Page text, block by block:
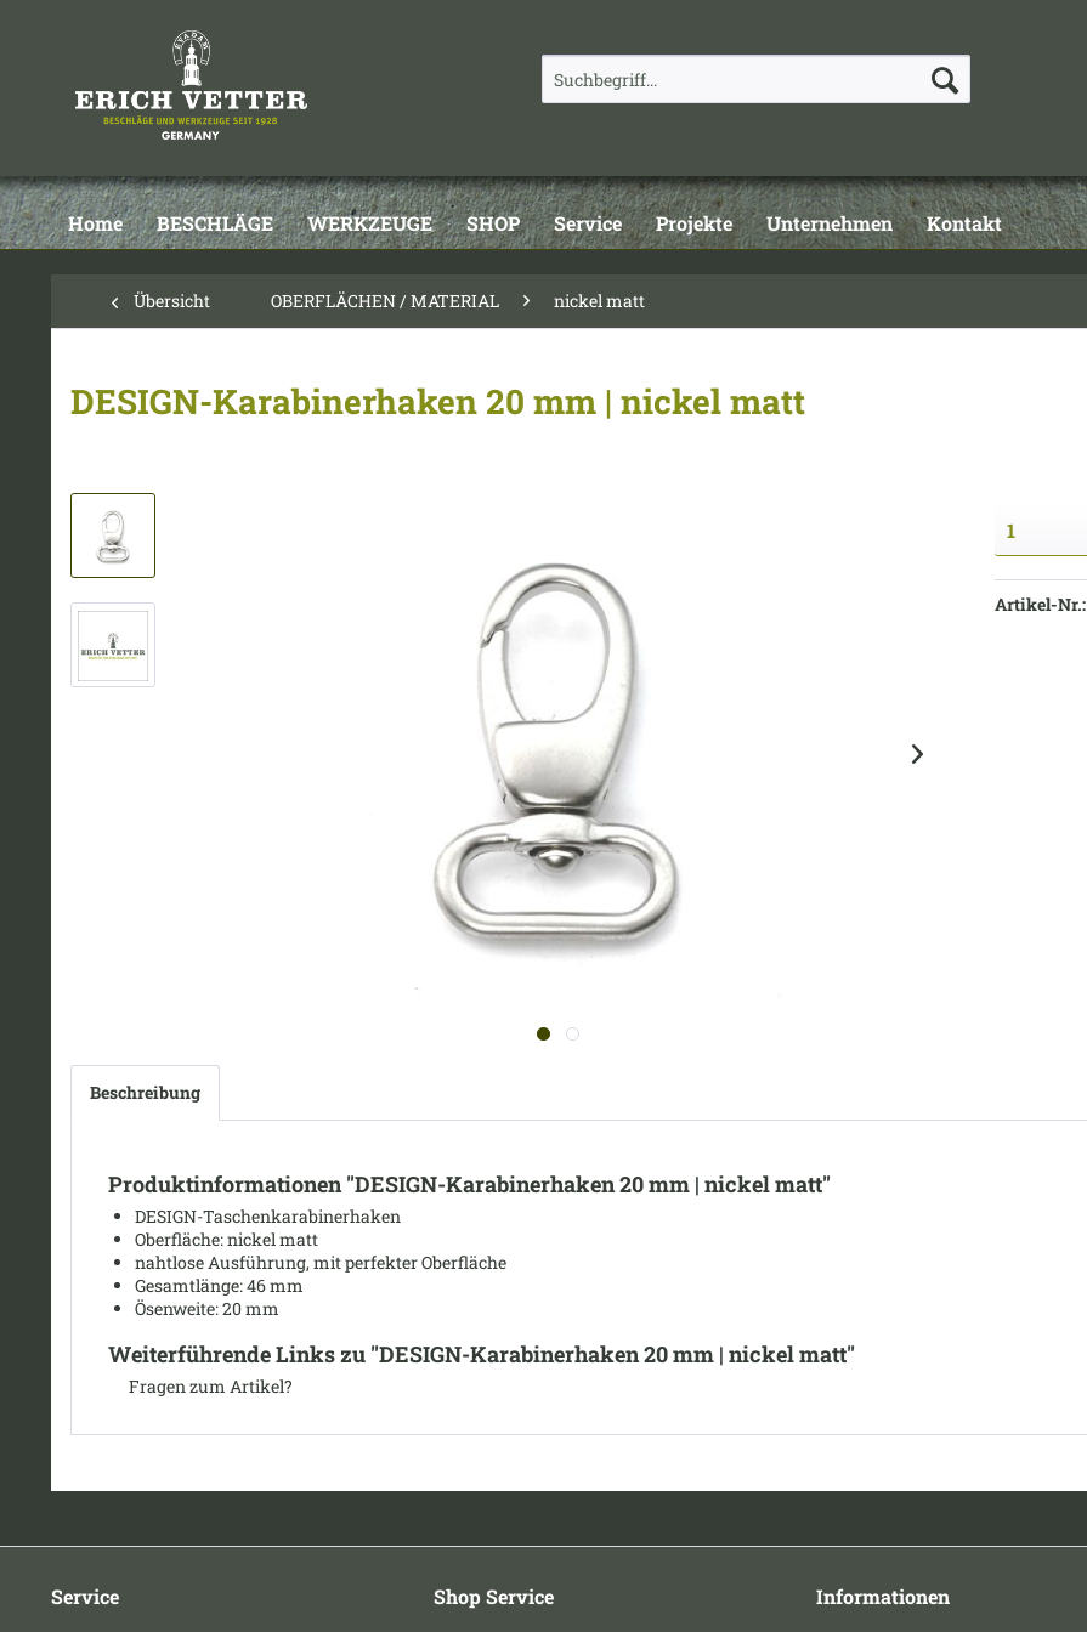
Home BESCHLÄGE WERKZEUGE SHOP Service Projekte Unternehmen Kontakt
Übersicht OBERFLÄCHEN / MATERIAL nickel matt
DESIGN-Karabinerhaken 20 mm | nickel matt
Artikel-Nr.:
Beschreibung
Produktinformationen "DESIGN-Karabinerhaken 20 mm | nickel matt"
DESIGN-Taschenkarabinerhaken
Oberfläche: nickel matt
nahtlose Ausführung, mit perfekter Oberfläche
Gesamtlänge: 46 mm
Ösenweite: 20 mm
Weiterführende Links zu "DESIGN-Karabinerhaken 20 mm | nickel matt"
Fragen zum Artikel?
Service Shop Service Informationen